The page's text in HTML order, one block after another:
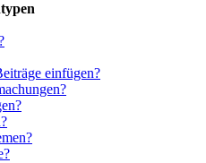
einfügen?